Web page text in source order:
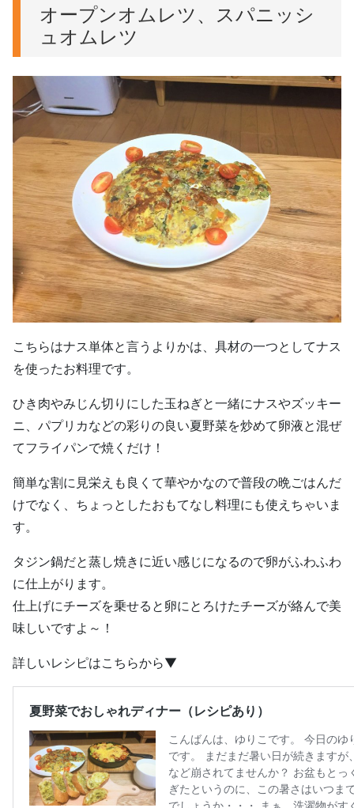
オープンオムレツ、スパニッシ
ュオムレツ
こちらはナス単体と言うよりかは、具材の一つとしてナス
を使ったお料理です。
ひき肉やみじん切りにした玉ねぎと一緒にナスやズッキー
ニ、パプリカなどの彩りの良い夏野菜を炒めて卵液と混ぜ
てフライパンで焼くだけ！
簡単な割に見栄えも良くて華やかなので普段の晩ごはんだ
けでなく、ちょっとしたおもてなし料理にも使えちゃいま
す。
タジン鍋だと蒸し焼きに近い感じになるので卵がふわふわ
に仕上がります。
仕上げにチーズを乗せると卵にとろけたチーズが絡んで美
味しいですよ～！
詳しいレシピはこちらから▼